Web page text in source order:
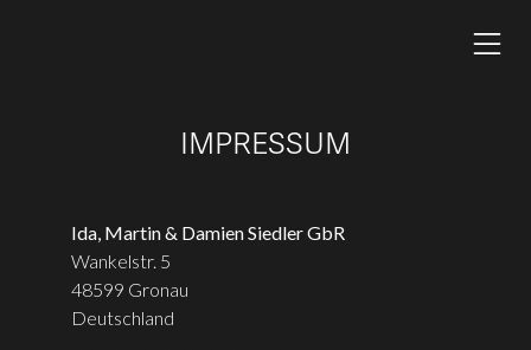
IMPRESSUM
Ida, Martin & Damien Siedler GbR
Wankelstr. 5
48599 Gronau
Deutschland